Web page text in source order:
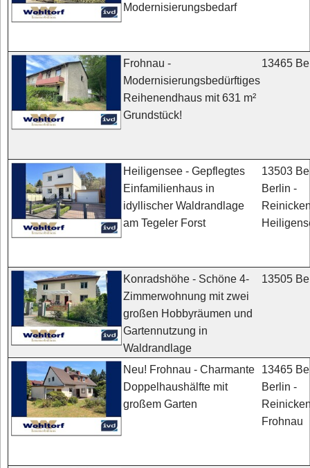
Modernisierungsbedarf
Frohnau -
Modernisierungsbedürftiges
Reihenendhaus mit 631 m²
Grundstück!
13465
Heiligensee - Gepflegtes
Einfamilienhaus in
idyllischer Waldrandlage
am Tegeler Forst
13503
Berlin -
Konradshöhe - Schöne 4-
Zimmerwohnung mit zwei
großen Hobbyräumen und
Gartennutzung in
Waldrandlage
13505
Neu! Frohnau - Charmante
Doppelhaushälfte mit
großem Garten
13465
Berlin -
Frohnau